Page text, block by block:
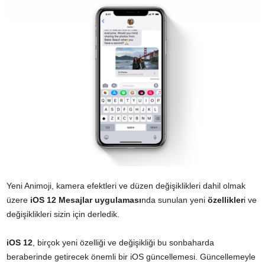
Yeni Animoji, kamera efektleri ve düzen değişiklikleri dahil olmak
üzere iOS 12 Mesajlar uygulamasında sunulan yeni özellikleri ve
değişiklikleri sizin için derledik.
iOS 12, birçok yeni özelliği ve değişikliği bu sonbaharda
beraberinde getirecek önemli bir iOS güncellemesi. Güncellemeyle